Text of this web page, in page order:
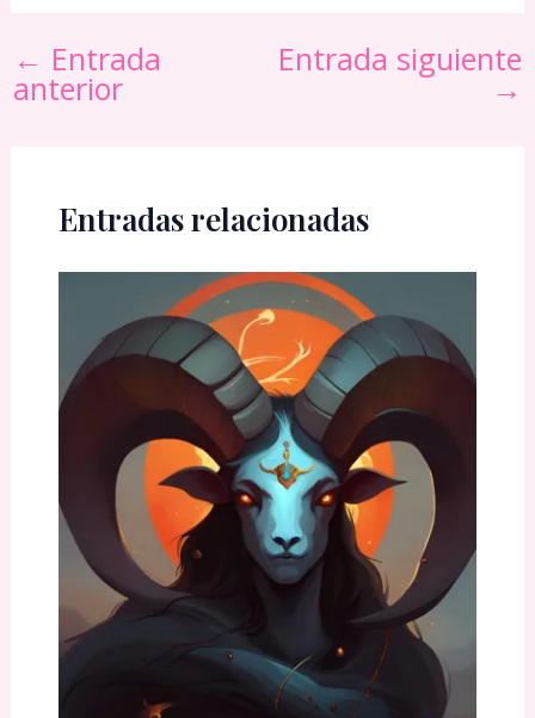
← Entrada
anterior
Entrada siguiente
→
Entradas relacionadas